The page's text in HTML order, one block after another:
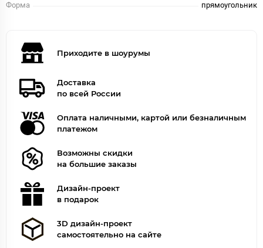
Форма
прямоугольник
Приходите в шоурумы
Доставка
по всей России
Оплата наличными, картой или безналичным
платежом
Возможны скидки
на большие заказы
Дизайн-проект
в подарок
3D дизайн-проект
самостоятельно на сайте